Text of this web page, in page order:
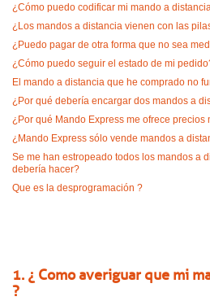
¿Cómo puedo codificar mi mando a
¿Los mandos a distancia vienen con las
¿Puedo pagar de otra forma que no sea
¿Cómo puedo seguir el estado de mi
El mando a distancia que he comprado no
¿Por qué debería encargar dos mandos a
¿Por qué Mando Express me ofrece precios
¿Mando Express sólo vende mandos a
Se me han estropeado todos los mandos a
debería hacer?
Que es la desprogramación ?
1. ¿ Como averiguar que mi
?